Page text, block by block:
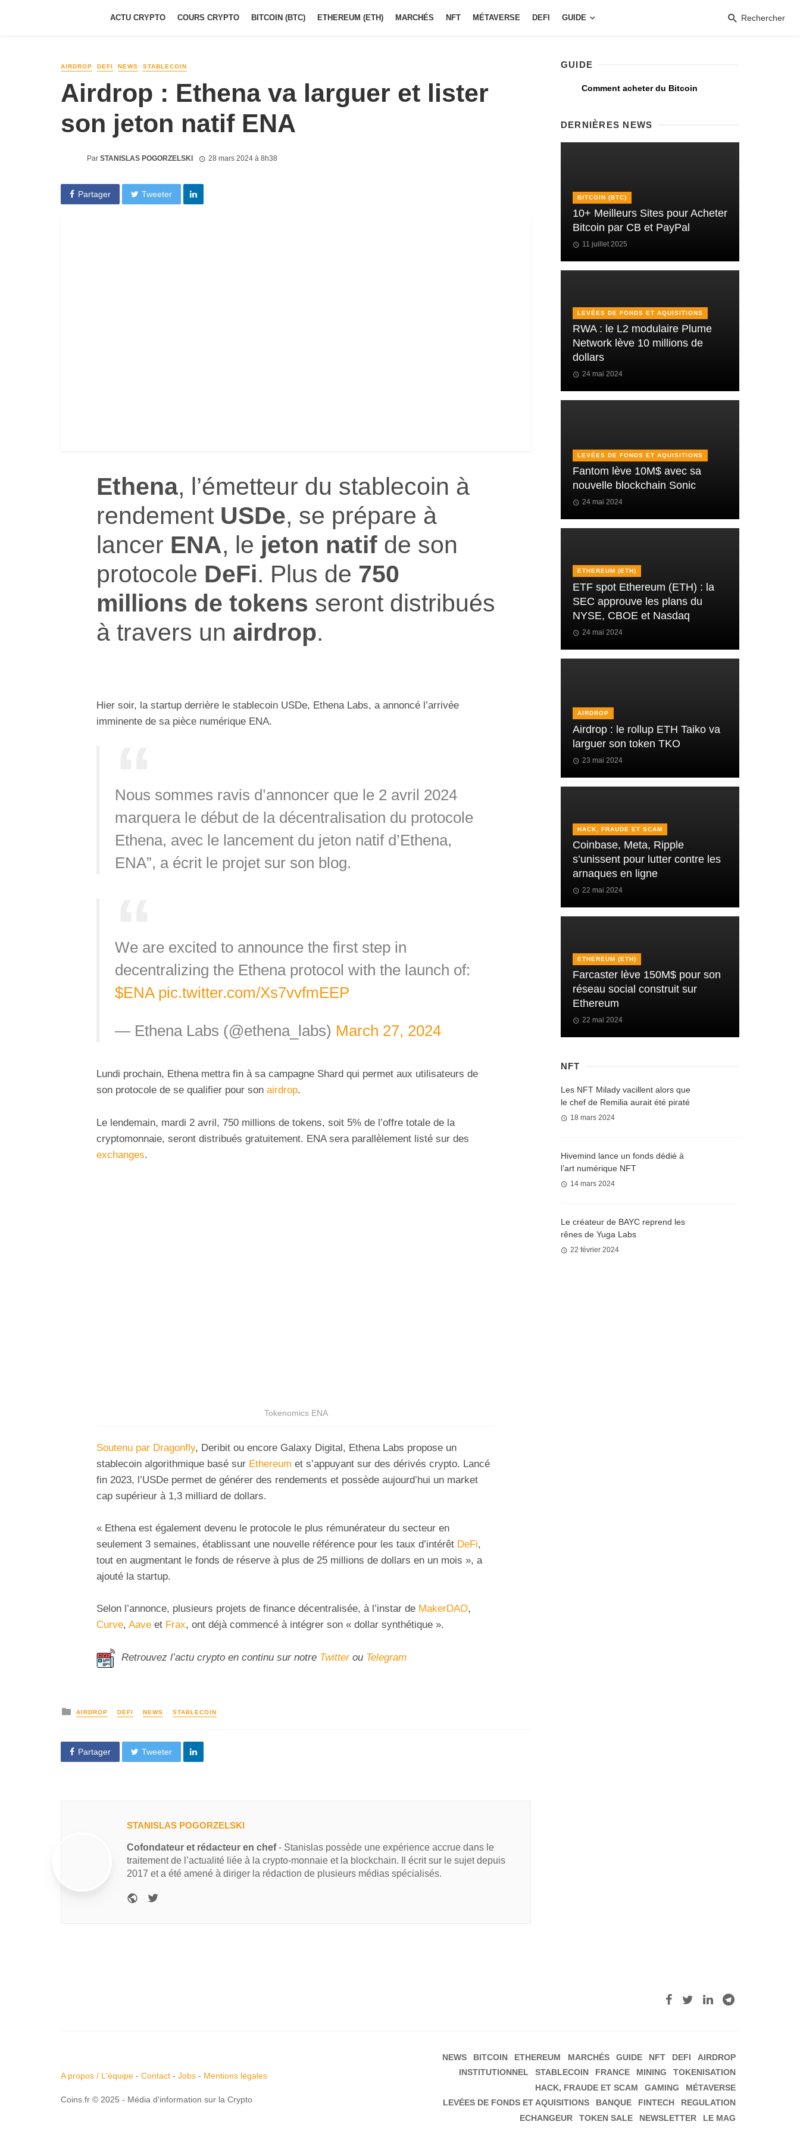
ACTU CRYPTO COURS CRYPTO BITCOIN (BTC) ETHEREUM (ETH) MARCHÉS NFT MÉTAVERSE DEFI GUIDE Rechercher
AIRDROP DEFI NEWS STABLECOIN
Airdrop : Ethena va larguer et lister
son jeton natif ENA
Par STANISLAS POGORZELSKI 28 mars 2024 à 8h38
Partager Tweeter
Ethena, l’émetteur du stablecoin à
rendement USDe, se prépare à
lancer ENA, le jeton natif de son
protocole DeFi. Plus de 750
millions de tokens seront distribués
à travers un airdrop.
Hier soir, la startup derrière le stablecoin USDe, Ethena Labs, a annoncé l’arrivée
imminente de sa pièce numérique ENA.
Nous sommes ravis d’annoncer que le 2 avril 2024
marquera le début de la décentralisation du protocole
Ethena, avec le lancement du jeton natif d’Ethena,
ENA”, a écrit le projet sur son blog.
We are excited to announce the first step in
decentralizing the Ethena protocol with the launch of:
$ENA pic.twitter.com/Xs7vvfmEEP
— Ethena Labs (@ethena_labs) March 27, 2024
Lundi prochain, Ethena mettra fin à sa campagne Shard qui permet aux utilisateurs de
son protocole de se qualifier pour son airdrop.
Le lendemain, mardi 2 avril, 750 millions de tokens, soit 5% de l’offre totale de la
cryptomonnaie, seront distribués gratuitement. ENA sera parallèlement listé sur des
exchanges.
Tokenomics ENA
Soutenu par Dragonfly, Deribit ou encore Galaxy Digital, Ethena Labs propose un
stablecoin algorithmique basé sur Ethereum et s’appuyant sur des dérivés crypto. Lancé
fin 2023, l’USDe permet de générer des rendements et possède aujourd’hui un market
cap supérieur à 1,3 milliard de dollars.
« Ethena est également devenu le protocole le plus rémunérateur du secteur en
seulement 3 semaines, établissant une nouvelle référence pour les taux d’intérêt DeFi,
tout en augmentant le fonds de réserve à plus de 25 millions de dollars en un mois », a
ajouté la startup.
Selon l’annonce, plusieurs projets de finance décentralisée, à l’instar de MakerDAO,
Curve, Aave et Frax, ont déjà commencé à intégrer son « dollar synthétique ».
Retrouvez l’actu crypto en continu sur notre Twitterou Telegram
AIRDROP DEFI NEWS STABLECOIN
Partager Tweeter
STANISLAS POGORZELSKI
Cofondateur et rédacteur en chef- Stanislas possède une expérience accrue dans le
traitement de l’actualité liée à la crypto-monnaie et la blockchain. Il écrit sur le sujet depuis
2017 et a été amené à diriger la rédaction de plusieurs médias spécialisés.
GUIDE
Comment acheter du Bitcoin
DERNIÈRES NEWS
BITCOIN (BTC)
10+ Meilleurs Sites pour Acheter
Bitcoin par CB et PayPal
11 juillet 2025
LEVÉES DE FONDS ET AQUISITIONS
RWA : le L2 modulaire Plume
Network lève 10 millions de
dollars
24 mai 2024
LEVÉES DE FONDS ET AQUISITIONS
Fantom lève 10M$ avec sa
nouvelle blockchain Sonic
24 mai 2024
ETHEREUM (ETH)
ETF spot Ethereum (ETH) : la
SEC approuve les plans du
NYSE, CBOE et Nasdaq
24 mai 2024
AIRDROP
Airdrop : le rollup ETH Taiko va
larguer son token TKO
23 mai 2024
HACK, FRAUDE ET SCAM
Coinbase, Meta, Ripple
s’unissent pour lutter contre les
arnaques en ligne
22 mai 2024
ETHEREUM (ETH)
Farcaster lève 150M$ pour son
réseau social construit sur
Ethereum
22 mai 2024
NFT
Les NFT Milady vacillent alors que
le chef de Remilia aurait été piraté
18 mars 2024
Hivemind lance un fonds dédié à
l’art numérique NFT
14 mars 2024
Le créateur de BAYC reprend les
rênes de Yuga Labs
22 février 2024
A propos / L'équipe - Contact - Jobs - Mentions légales
Coins.fr © 2025 - Média d'information sur la Crypto
NEWS BITCOIN ETHEREUM MARCHÉS GUIDE NFT DEFI
AIRDROP
INSTITUTIONNEL
STABLECOIN FRANCE MINING
TOKENISATION
HACK, FRAUDE ET SCAM
GAMING
MÉTAVERSE
LEVÉES DE FONDS ET AQUISITIONS
BANQUE FINTECH
REGULATION
ECHANGEUR
TOKEN SALE NEWSLETTER LE MAG